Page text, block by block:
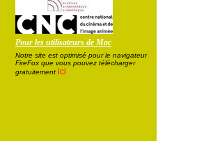
Pour les utilisateurs de Mac
Notre site est optimisé pour le navigateur
FireFox que vous pouvez télécharger
gratuitement ici